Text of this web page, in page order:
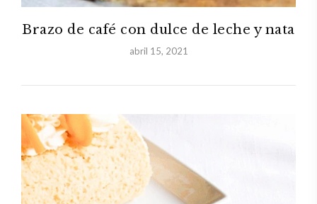
Brazo de café con dulce de leche y nata
abril 15, 2021